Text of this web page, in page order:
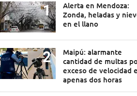
Alerta en Mendoza:
Zonda, heladas y
en el llano
Maipú: alarmante
cantidad de multas
exceso de velocidad
apenas dos horas